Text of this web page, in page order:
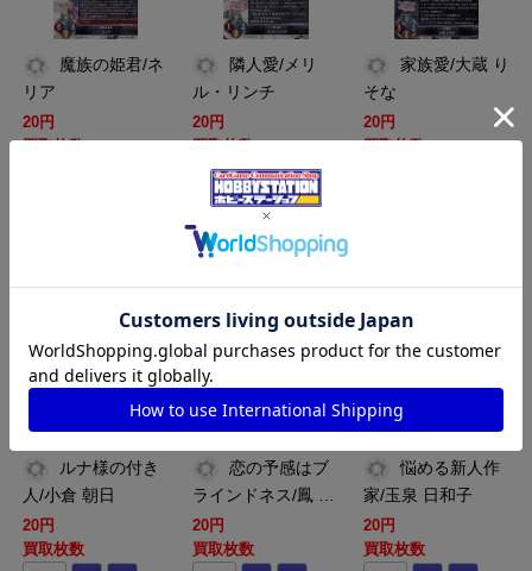
リア
20円
買取枚数
隣人愛/メリ
ル・リンチ
20円
買取枚数
買取カート
そな
20円
買取枚数
LO-LO-3258
人/小倉 朝日
20円
買取枚数
LO-LO-3257
恋の予感はブ
ラインドネス/鳳 …
20円
買取枚数
悩める新人作
家/玉泉 日和子
20円
買取枚数